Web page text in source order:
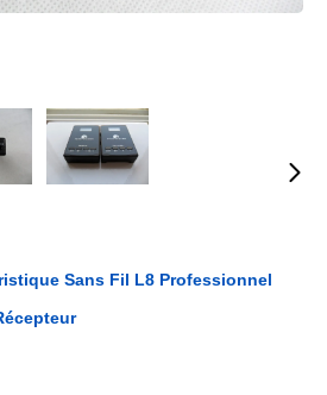
Sans Fil L8 Professionnel